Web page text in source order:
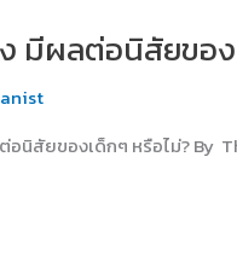
มีผลต่อนิสัยของ
อนิสัยของเด็กๆ หรือไม่? By